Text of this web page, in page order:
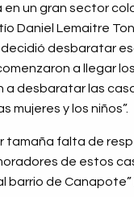
en un gran sector
Daniel Lemaitre
desbaratar
a llegar
a desbaratar las
mujeres y los niños”.
tamaña falta de
de estos
barrio de Canapote”